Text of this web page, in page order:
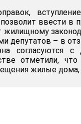
ввести в
жилищному
депутатов – в
согласуются с
отметили,
жилые